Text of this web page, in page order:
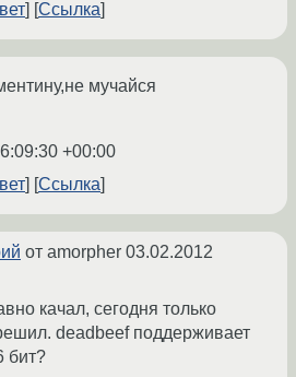
Ссылка
мучайся
+00:00
Ссылка
от amorpher 03.02.2012
качал, сегодня только
deadbeef поддерживает
бит?